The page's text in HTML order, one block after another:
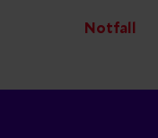
Notfall